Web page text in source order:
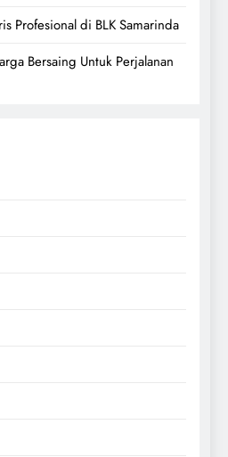
Profesional di BLK Samarinda
Bersaing Untuk Perjalanan